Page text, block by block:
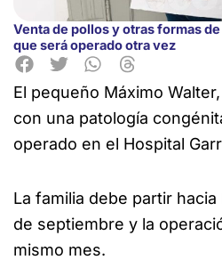
Venta de pollos y otras formas
que será operado otra vez
El pequeño Máximo
con una patología
operado en el Hospital
La familia debe partir hacia
de septiembre y la
mismo mes.